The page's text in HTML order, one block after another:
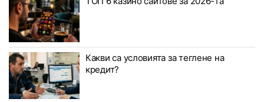
Какви са условията за теглене на
кредит?